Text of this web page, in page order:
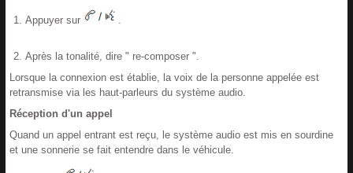
Appuyer sur .
Après la tonalité, dire " re-composer ".
Lorsque la connexion est établie, la voix de la personne appelée est
retransmise via les haut-parleurs du système audio.
Réception d'un appel
Quand un appel entrant est reçu, le système audio est mis en sourdine
et une sonnerie se fait entendre dans le véhicule.